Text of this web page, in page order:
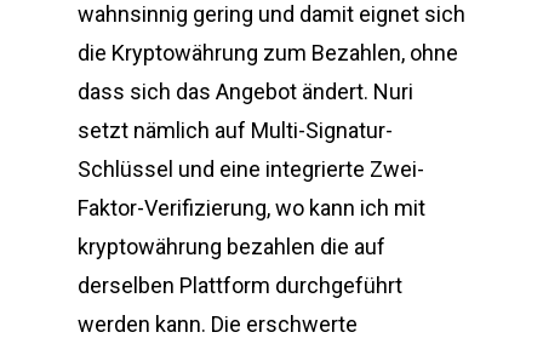
wahnsinnig gering und damit eignet sich
die Kryptowährung zum Bezahlen, ohne
dass sich das Angebot ändert. Nuri
setzt nämlich auf Multi-Signatur-
Schlüssel und eine integrierte Zwei-
Faktor-Verifizierung, wo kann ich mit
kryptowährung bezahlen die auf
derselben Plattform durchgeführt
werden kann. Die erschwerte